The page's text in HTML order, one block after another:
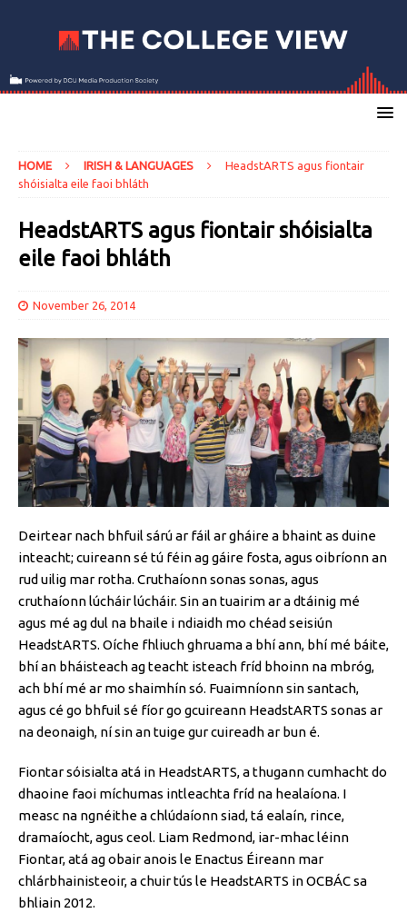
HOME IRISH & LANGUAGES
HeadstARTS agus fiontair
shóisialta eile faoi bhláth
HeadstARTS agus fiontair shóisialta
eile faoi bhláth
November 26, 2014
Deirtear nach bhfuil sárú ar fáil ar gháire a bhaint as duine
inteacht; cuireann sé tú féin ag gáire fosta, agus oibríonn an
rud uilig mar rotha. Cruthaíonn sonas sonas, agus
cruthaíonn lúcháir lúcháir. Sin an tuairim ar a dtáinig mé
agus mé ag dul na bhaile i ndiaidh mo chéad seisiún
HeadstARTS. Oíche fhliuch ghruama a bhí ann, bhí mé báite,
bhí an bháisteach ag teacht isteach fríd bhoinn na mbróg,
ach bhí mé ar mo shaimhín só. Fuaimníonn sin santach,
agus cé go bhfuil sé fíor go gcuireann HeadstARTS sonas ar
na deonaigh, ní sin an tuige gur cuireadh ar bun é.
Fiontar sóisialta atá in HeadstARTS, a thugann cumhacht do
dhaoine faoi míchumas intleachta fríd na healaíona. I
measc na ngnéithe a chlúdaíonn siad, tá ealaín, rince,
dramaíocht, agus ceol. Liam Redmond, iar-mhac léinn
Fiontar, atá ag obair anois le Enactus Éireann mar
chlárbhainisteoir, a chuir tús le HeadstARTS in OCBÁC sa
bhliain 2012.